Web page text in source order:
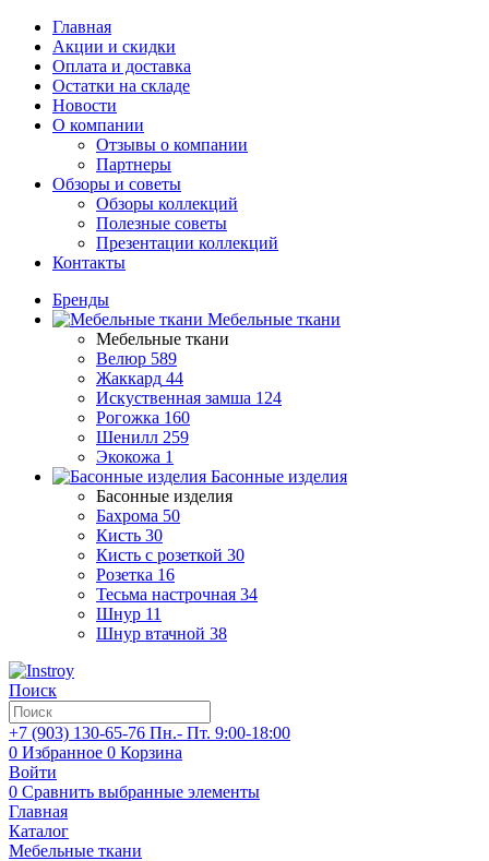
Главная
Акции и скидки
Оплата и доставка
Остатки на складе
Новости
О компании
Отзывы о компании
Партнеры
Обзоры и советы
Обзоры коллекций
Полезные советы
Презентации коллекций
Контакты
Бренды
Мебельные ткани
Мебельные ткани
Велюр 589
Жаккард 44
Искуственная замша 124
Рогожка 160
Шенилл 259
Экокожа 1
Басонные изделия
Басонные изделия
Бахрома 50
Кисть 30
Кисть с розеткой 30
Розетка 16
Тесьма настрочная 34
Шнур 11
Шнур втачной 38
Поиск
+7 (903) 130-65-76 Пн.- Пт. 9:00-18:00
0 Избранное 0 Корзина
Войти
0 Сравнить выбранные элементы
Главная
Каталог
Мебельные ткани